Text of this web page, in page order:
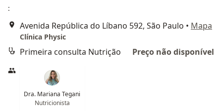
:
Avenida República do Líbano 592, São Paulo • Mapa
Clínica Physic
Primeira consulta Nutrição Preço não disponível
Dra. Mariana Tegani
Nutricionista